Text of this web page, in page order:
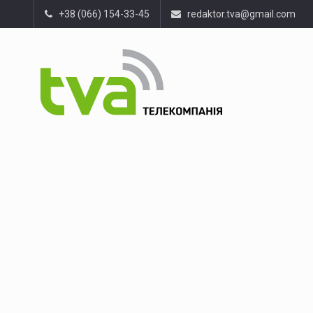
+38 (066) 154-33-45 redaktor.tva@gmail.com